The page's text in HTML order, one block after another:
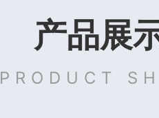
产品展
PRODUCT